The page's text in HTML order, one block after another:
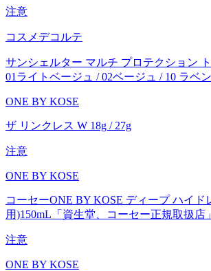
注意
コスメデコルテ
サンシェルター マルチ プロテクション
01ライトベージュ / 02ベージュ / 10 ラベ
ONE BY KOSE
ザ リンクレス W 18g / 27g
注意
ONE BY KOSE
コーセーONE BY KOSE ディープ ハイド
用)150mL「資生堂、コーセー正規取扱店」
注意
ONE BY KOSE